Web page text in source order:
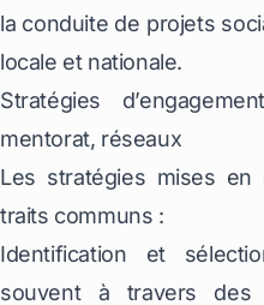
la conduite de projets
locale et nationale.
Stratégies
mentorat, réseaux
Les stratégies mises
traits communs :
Identification et
souvent à travers des